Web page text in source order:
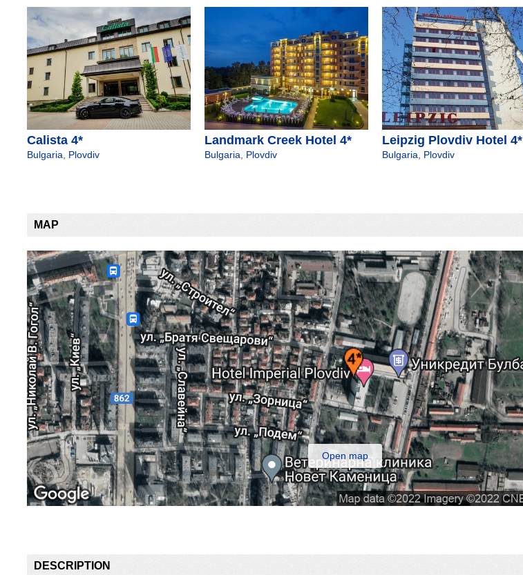
Calista 4*
Bulgaria Plovdiv
Landmark Creek Hotel 4*
Bulgaria Plovdiv
Leipzig Plovdiv Hotel 4*
Bulgaria Plovdiv
MAP
Open map
DESCRIPTION